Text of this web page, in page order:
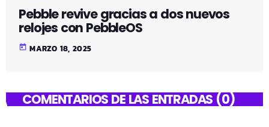
Pebble revive gracias a dos nuevos
relojes con PebbleOS
today MARZO 18, 2025
COMENTARIOS DE LAS ENTRADAS (0)